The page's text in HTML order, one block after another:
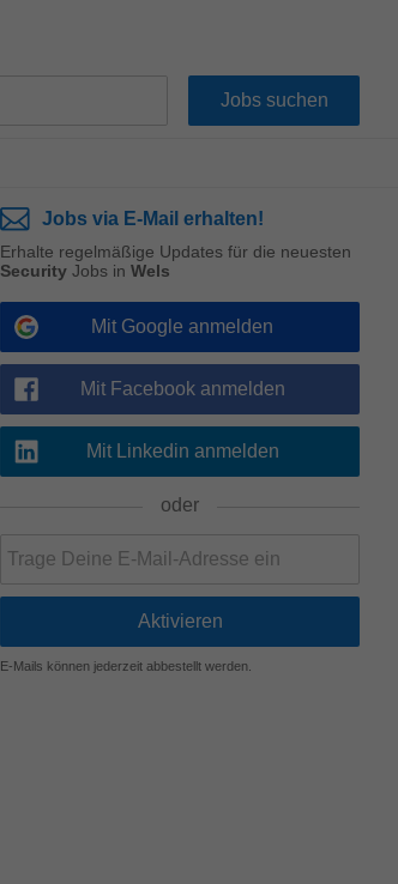
Jobs via E-Mail erhalten!
Erhalte regelmäßige Updates für die neuesten
Security Jobs in Wels
Mit Google anmelden
Mit Facebook anmelden
Mit Linkedin anmelden
oder
E-Mails können jederzeit abbestellt werden.